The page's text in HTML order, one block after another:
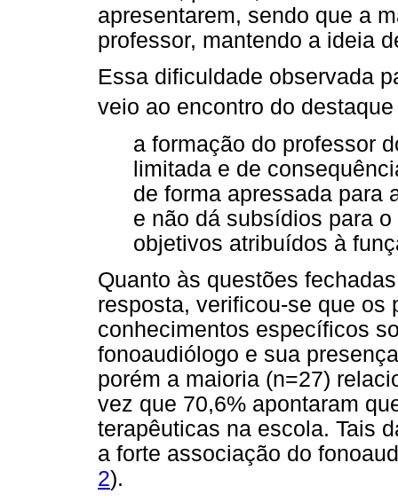
apresentarem, sendo que a
professor, mantendo a ideia
Essa dificuldade observada
veio ao encontro do
a formação do professor
limitada e de
de forma apressada para
e não dá subsídios para
objetivos atribuídos à
Quanto às questões
resposta, verificou-se que os
conhecimentos específicos
fonoaudiólogo e sua
porém a maioria (n=27)
vez que 70,6% apontaram
terapêuticas na escola. Tais
a forte associação do
2).